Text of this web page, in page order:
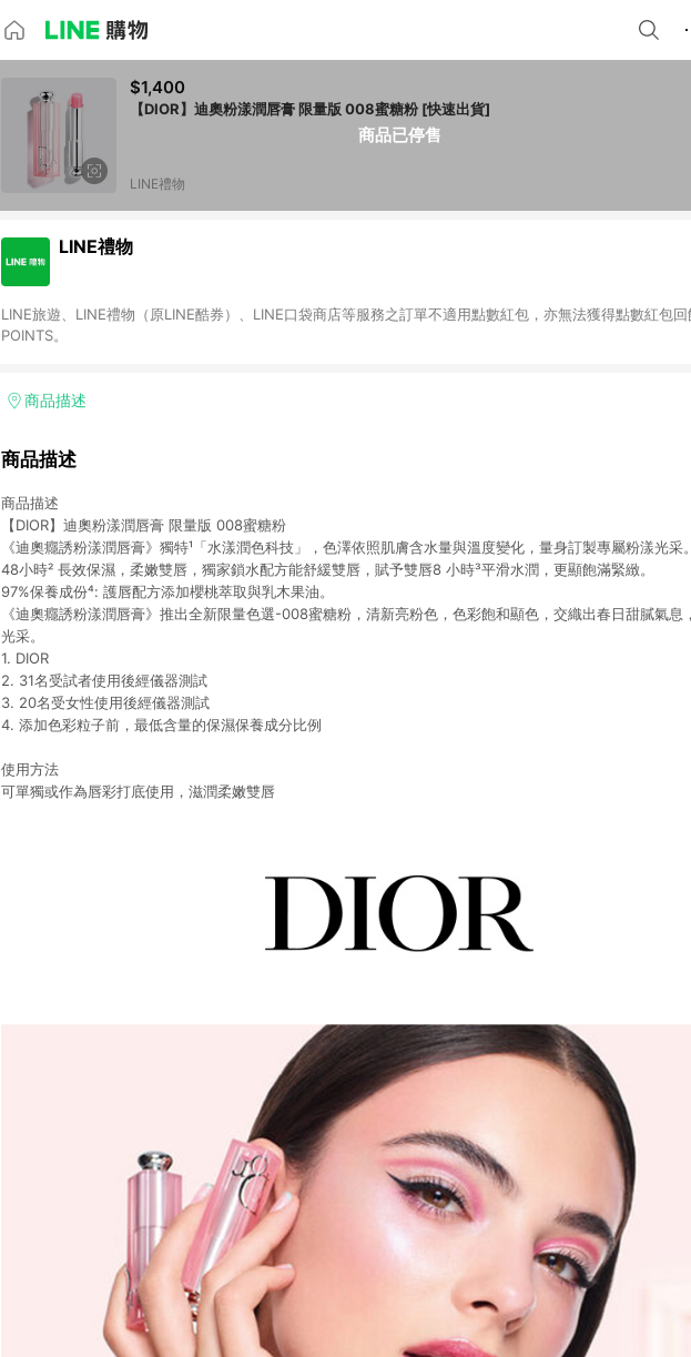
商品已停售
$1,400
【DIOR】迪奧粉漾潤唇膏 限量版 008蜜糖粉 [快速出貨]
LINE禮物
LINE禮物
LINE旅遊、LINE禮物（原LINE酷券）、LINE口袋商店等服務之訂單不適用點數紅包，亦無法獲得點數紅包回
POINTS。
商品描述
商品描述
商品描述
【DIOR】迪奧粉漾潤唇膏 限量版 008蜜糖粉
《迪奧癮誘粉漾潤唇膏》獨特¹「水漾潤色科技」，色澤依照肌膚含水量與溫度變化，量身訂製專屬粉漾光采。
48小時² 長效保濕，柔嫩雙唇，獨家鎖水配方能舒緩雙唇，賦予雙唇8 小時³平滑水潤，更顯飽滿緊緻。
97%保養成份⁴: 護唇配方添加櫻桃萃取與乳木果油。
《迪奧癮誘粉漾潤唇膏》推出全新限量色選-008蜜糖粉，清新亮粉色，色彩飽和顯色，交織出春日甜膩氣息
光采。
1. DIOR
2. 31名受試者使用後經儀器測試
3. 20名受女性使用後經儀器測試
4. 添加色彩粒子前，最低含量的保濕保養成分比例
使用方法
可單獨或作為唇彩打底使用，滋潤柔嫩雙唇